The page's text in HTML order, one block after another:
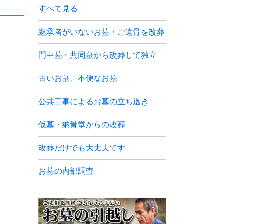
すべて見る
継承者がいないお墓・ご遺骨を改葬
門中墓・共同墓から改葬して独立
古いお墓、不便なお墓
公共工事によるお墓の立ち退き
仮墓・納骨堂からの改葬
改葬だけでも大丈夫です
お墓の内部調査